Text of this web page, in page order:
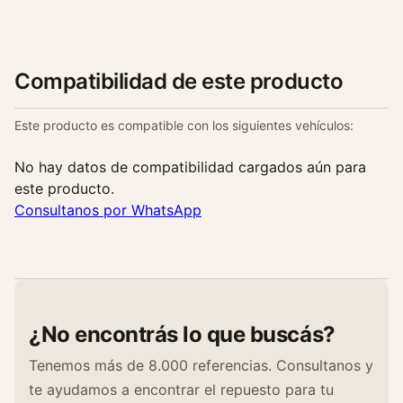
Compatibilidad de este producto
Este producto es compatible con los siguientes vehículos:
No hay datos de compatibilidad cargados aún para
este producto.
Consultanos por WhatsApp
¿No encontrás lo que buscás?
Tenemos más de 8.000 referencias. Consultanos y
te ayudamos a encontrar el repuesto para tu